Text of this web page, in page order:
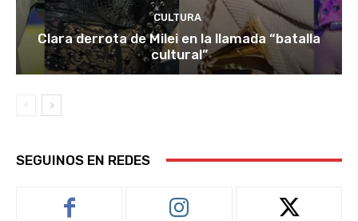
CULTURA
Clara derrota de Milei en la llamada “batalla
cultural”
SEGUINOS EN REDES